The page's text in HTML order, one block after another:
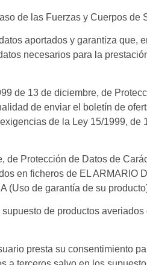
de las Fuerzas y Cuerpos de
aportados y garantiza
necesarios para la
de 13 de diciembre, de
de enviar el boletín de
de la Ley 15/1999,
de Protección de Datos de
en ficheros de EL ARMARIO
(Uso de garantía de su
de productos averiados
presta su consentimiento